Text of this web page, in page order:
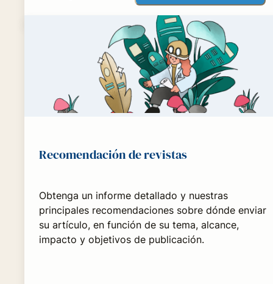
Recomendación de revistas
Obtenga un informe detallado y nuestras
principales recomendaciones sobre dónde enviar
su artículo, en función de su tema, alcance,
impacto y objetivos de publicación.